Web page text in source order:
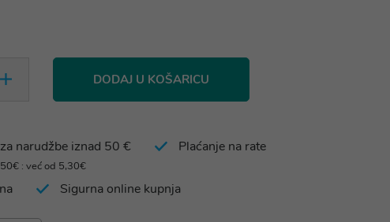
DODAJ U KOŠARICU
narudžbe iznad 50 €
: već od 5,30€
Plaćanje na rate
Sigurna online kupnja